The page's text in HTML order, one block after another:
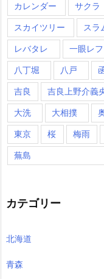
カレンダー サクラ
スカイツリー スラ
レバタレ 一眼レ
八丁堀 八戸
吉良 吉良上野介義
大洗 大相撲
東京 桜 梅雨
蕪島
カテゴリー
北海道
青森